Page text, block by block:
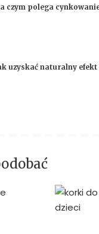
czym polega
uzyskać naturalny efekt